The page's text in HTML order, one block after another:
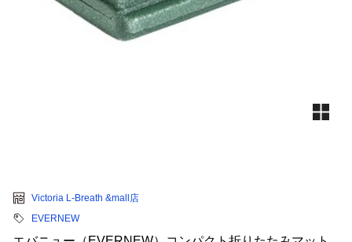
Victoria L-Breath &mall店
EVERNEW